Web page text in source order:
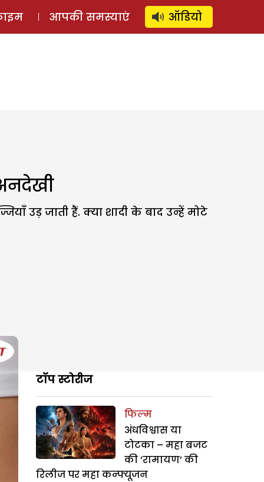
लॉग इन ⚲ SUBSCRIBE
आपकी समस्याएं ऑडियो
उड़ जाती हैं. क्या शादी के बाद उन्हें मोटे
टॉप स्टोरीज
फिल्म
अंधविश्वास या
टोटका – महा बजट
की ‘रामायण’ की
रिलीज पर महा कन्फ्यूजन